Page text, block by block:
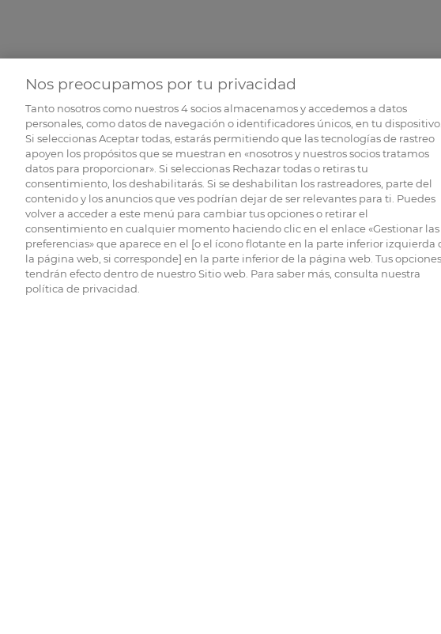
Nos preocupamos por tu privacidad
Tanto nosotros como nuestros4socios almacenamos y accedemos a datos
personales, como datos de navegación o identificadores únicos, en tu dispositivo.
Si seleccionas Aceptar todas, estarás permitiendo que las tecnologías de rastreo
apoyen los propósitos que se muestran en «nosotros y nuestros socios tratamos
datos para proporcionar». Si seleccionas Rechazar todas o retiras tu
consentimiento, los deshabilitarás. Si se deshabilitan los rastreadores, parte del
contenido y los anuncios que ves podrían dejar de ser relevantes para ti. Puedes
volver a acceder a este menú para cambiar tus opciones o retirar el
consentimiento en cualquier momento haciendo clic en el enlace «Gestionar las
preferencias» que aparece en el [o el ícono flotante en la parte inferior izquierda
la página web, si corresponde] en la parte inferior de la página web. Tus opciones
tendrán efecto dentro de nuestro Sitio web. Para saber más, consulta nuestra
política de privacidad.